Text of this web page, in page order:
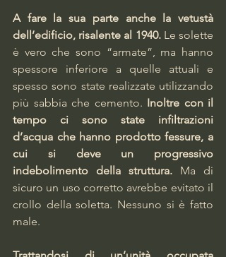
A fare la sua parte anche la vetustà
dell’edificio, risalente al 1940. Le solette
è vero che sono “armate”, ma hanno
spessore inferiore a quelle attuali e
spesso sono state realizzate utilizzando
più sabbia che cemento. Inoltre con il
tempo ci sono state infiltrazioni
d’acqua che hanno prodotto fessure, a
cui si deve un progressivo
indebolimento della struttura. Ma di
sicuro un uso corretto avrebbe evitato il
crollo della soletta. Nessuno si è fatto
male.